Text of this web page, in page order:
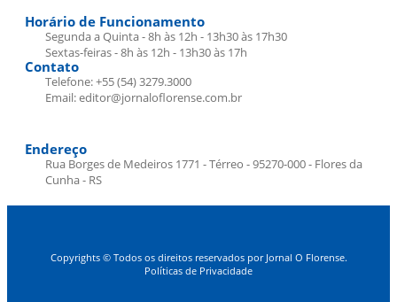
Horário de Funcionamento
Segunda a Quinta - 8h às 12h - 13h30 às 17h30
Sextas-feiras - 8h às 12h - 13h30 às 17h
Contato
Telefone: +55 (54) 3279.3000
Email: editor@jornaloflorense.com.br
Endereço
Rua Borges de Medeiros 1771 - Térreo - 95270-000 - Flores da
Cunha - RS
Copyrights © Todos os direitos reservados por Jornal O Florense.
Políticas de Privacidade